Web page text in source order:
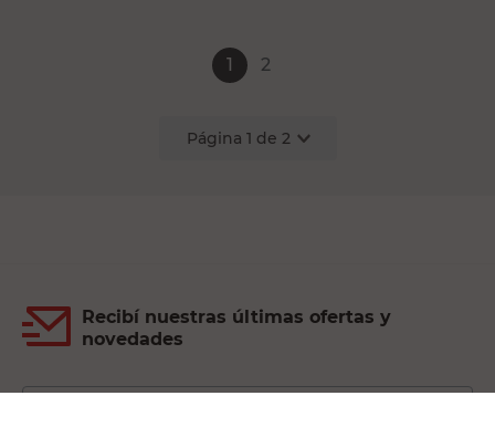
1 2
Página 1 de 2
Recibí nuestras últimas ofertas y
novedades